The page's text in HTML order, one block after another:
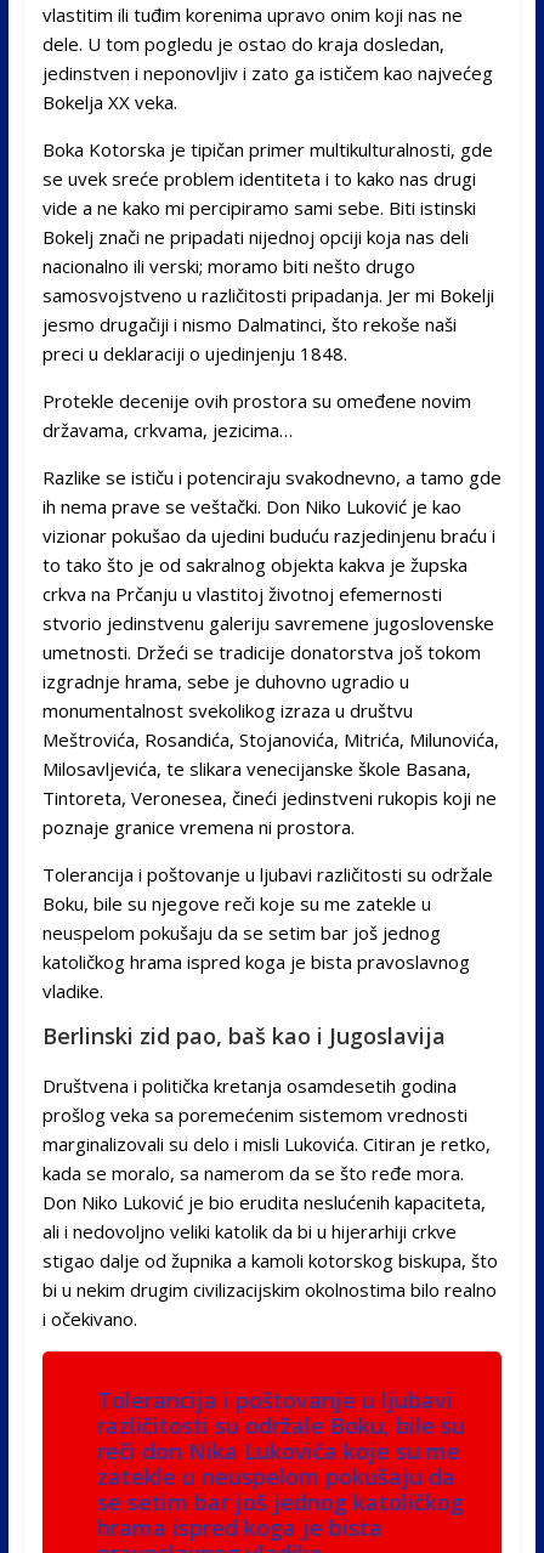
vlastitim ili tuđim korenima upravo onim koji nas ne
dele. U tom pogledu je ostao do kraja dosledan,
jedinstven i neponovljiv i zato ga ističem kao najvećeg
Bokelja XX veka.
Boka Kotorska je tipičan primer multikulturalnosti, gde
se uvek sreće problem identiteta i to kako nas drugi
vide a ne kako mi percipiramo sami sebe. Biti istinski
Bokelj znači ne pripadati nijednoj opciji koja nas deli
nacionalno ili verski; moramo biti nešto drugo
samosvojstveno u različitosti pripadanja. Jer mi Bokelji
jesmo drugačiji i nismo Dalmatinci, što rekoše naši
preci u deklaraciji o ujedinjenju 1848.
Protekle decenije ovih prostora su omeđene novim
državama, crkvama, jezicima…
Razlike se ističu i potenciraju svakodnevno, a tamo gde
ih nema prave se veštački. Don Niko Luković je kao
vizionar pokušao da ujedini buduću razjedinjenu braću i
to tako što je od sakralnog objekta kakva je župska
crkva na Prčanju u vlastitoj životnoj efemernosti
stvorio jedinstvenu galeriju savremene jugoslovenske
umetnosti. Držeći se tradicije donatorstva još tokom
izgradnje hrama, sebe je duhovno ugradio u
monumentalnost svekolikog izraza u društvu
Meštrovića, Rosandića, Stojanovića, Mitrića, Milunovića,
Milosavljevića, te slikara venecijanske škole Basana,
Tintoreta, Veronesea, čineći jedinstveni rukopis koji ne
poznaje granice vremena ni prostora.
Tolerancija i poštovanje u ljubavi različitosti su održale
Boku, bile su njegove reči koje su me zatekle u
neuspelom pokušaju da se setim bar još jednog
katoličkog hrama ispred koga je bista pravoslavnog
vladike.
Berlinski zid pao, baš kao i Jugoslavija
Društvena i politička kretanja osamdesetih godina
prošlog veka sa poremećenim sistemom vrednosti
marginalizovali su delo i misli Lukovića. Citiran je retko,
kada se moralo, sa namerom da se što ređe mora.
Don Niko Luković je bio erudita neslućenih kapaciteta,
ali i nedovoljno veliki katolik da bi u hijerarhiji crkve
stigao dalje od župnika a kamoli kotorskog biskupa, što
bi u nekim drugim civilizacijskim okolnostima bilo realno
i očekivano.
Tolerancija i poštovanje u ljubavi
različitosti su održale Boku, bile su
reči don Nika Lukovića koje su me
zatekle u neuspelom pokušaju da
se setim bar još jednog katoličkog
hrama ispred koga je bista